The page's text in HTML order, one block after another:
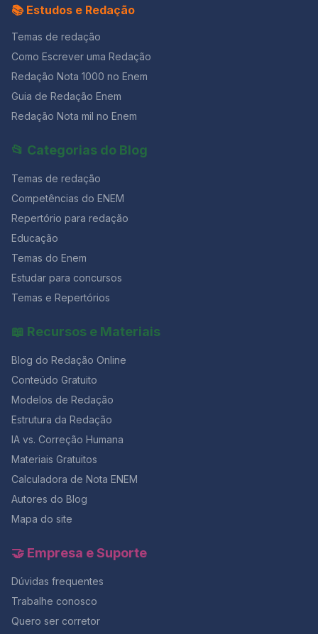
📚 Estudos e Redação
Temas de redação
Como Escrever uma Redação
Redação Nota 1000 no Enem
Guia de Redação Enem
Redação Nota mil no Enem
📂 Categorias do Blog
Temas de redação
Competências do ENEM
Repertório para redação
Educação
Temas do Enem
Estudar para concursos
Temas e Repertórios
📖 Recursos e Materiais
Blog do Redação Online
Conteúdo Gratuito
Modelos de Redação
Estrutura da Redação
IA vs. Correção Humana
Materiais Gratuitos
Calculadora de Nota ENEM
Autores do Blog
Mapa do site
🤝 Empresa e Suporte
Dúvidas frequentes
Trabalhe conosco
Quero ser corretor